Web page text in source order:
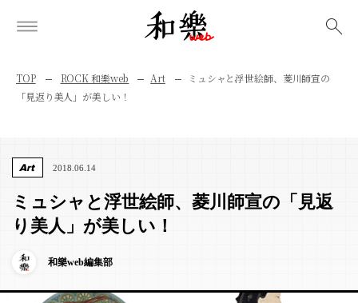
TOP ROCK 和樂web Art
ミュシャと浮世絵師、菱川師宣の
「見返り美人」が美しい！
Art 2018.06.14
ミュシャと浮世絵師、菱川師宣の「見返
り美人」が美しい！
和樂web編集部